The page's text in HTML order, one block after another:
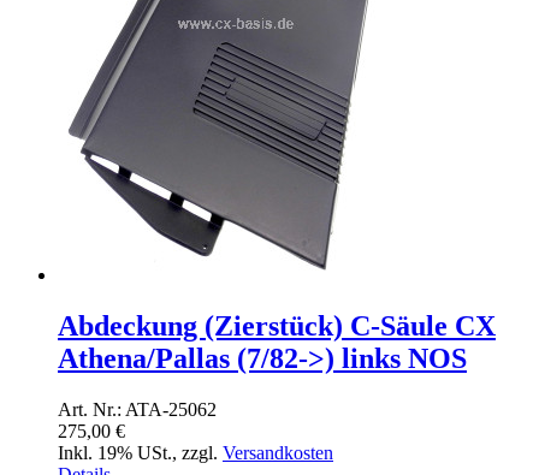
Abdeckung (Zierstück) C-Säule CX
Athena/Pallas (7/82->) links NOS
Art. Nr.: ATA-25062
275,00 €
Inkl. 19% USt., zzgl. Versandkosten